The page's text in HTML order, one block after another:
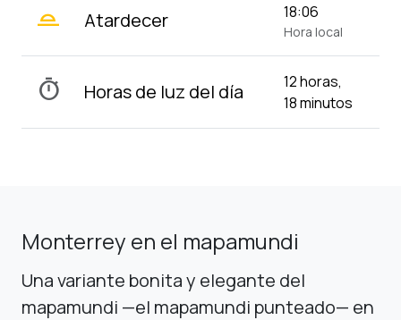
wb_twilight_2 Atardecer 18:06
Hora local
timer Horas de luz del día
12 horas,
18 minutos
Monterrey en el mapamundi
Una variante bonita y elegante del
mapamundi —el mapamundi punteado— en